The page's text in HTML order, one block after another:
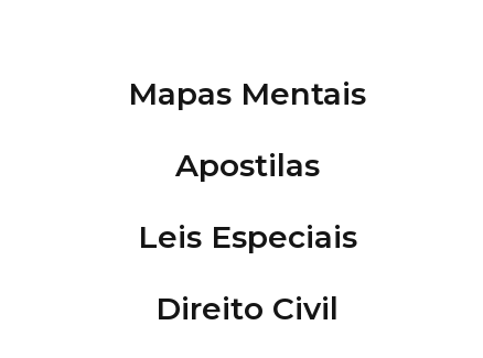
Mapas Mentais
Apostilas
Leis Especiais
Direito Civil